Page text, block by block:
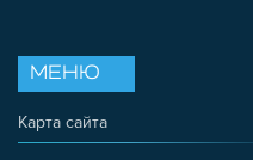
МЕНЮ
Карта сайта